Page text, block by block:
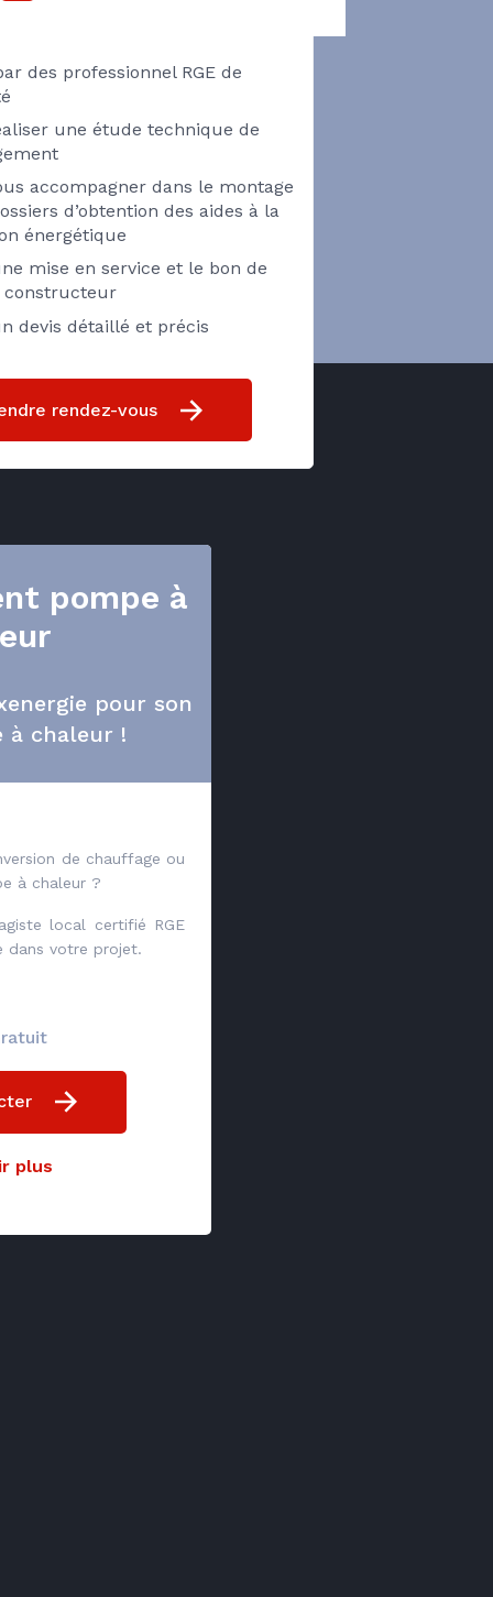
des professionnel RGE de
une étude technique de
accompagner dans le montage
d’obtention des aides à la
énergétique
mise en service et le bon de
constructeur
devis détaillé et précis
rendez-vous
pompe à
pour son
à chaleur !
de chauffage ou
à chaleur ?
local certifié RGE
dans votre projet.
plus